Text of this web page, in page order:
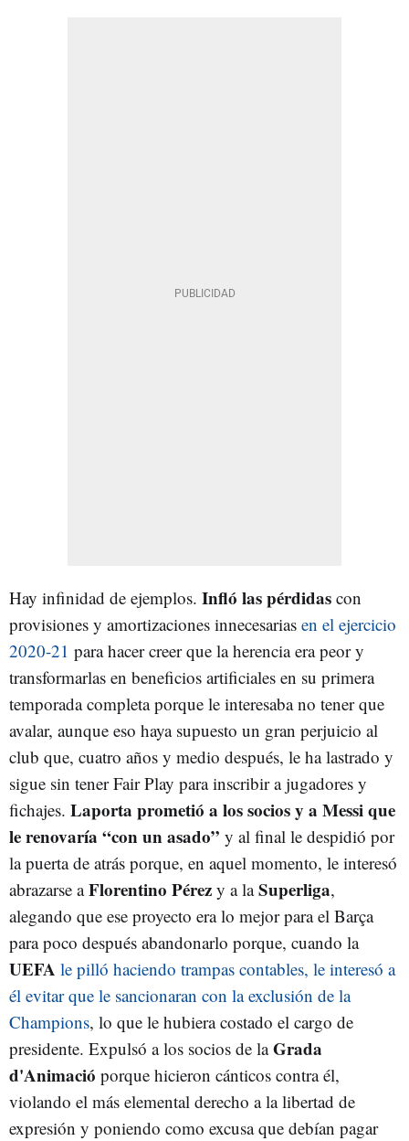
Hay infinidad de ejemplos. Infló las pérdidas con
provisiones y amortizaciones innecesarias en el ejercicio
2020-21 para hacer creer que la herencia era peor y
transformarlas en beneficios artificiales en su primera
temporada completa porque le interesaba no tener que
avalar, aunque eso haya supuesto un gran perjuicio al
club que, cuatro años y medio después, le ha lastrado y
sigue sin tener Fair Play para inscribir a jugadores y
fichajes. Laporta prometió a los socios y a Messi que
le renovaría “con un asado” y al final le despidió por
la puerta de atrás porque, en aquel momento, le interesó
abrazarse aFlorentino Pérez y a laSuperliga,
alegando que ese proyecto era lo mejor para el Barça
para poco después abandonarlo porque, cuando la
UEFA le pilló haciendo trampas contables, le interesó a
él evitar que le sancionaran con la exclusión de la
Champions, lo que le hubiera costado el cargo de
presidente. Expulsó a los socios de laGrada
d'Animació porque hicieron cánticos contra él,
violando el más elemental derecho a la libertad de
expresión y poniendo como excusa que debían pagar